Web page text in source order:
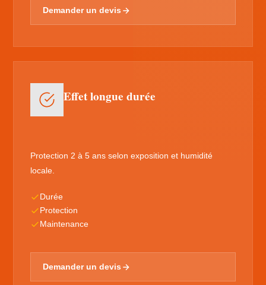
Demander un devis
Effet longue durée
Protection 2 à 5 ans selon exposition et humidité
locale.
Durée
Protection
Maintenance
Demander un devis